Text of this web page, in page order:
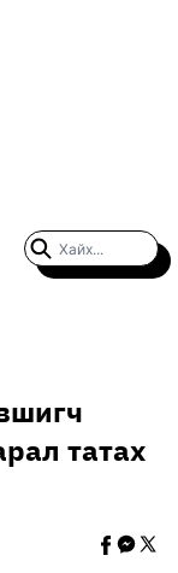
татах